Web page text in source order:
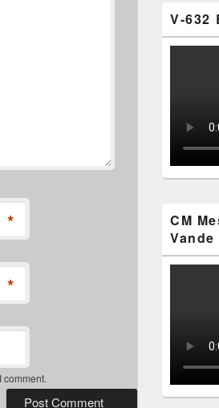
*
*
comment.
V-632
CM
Vande